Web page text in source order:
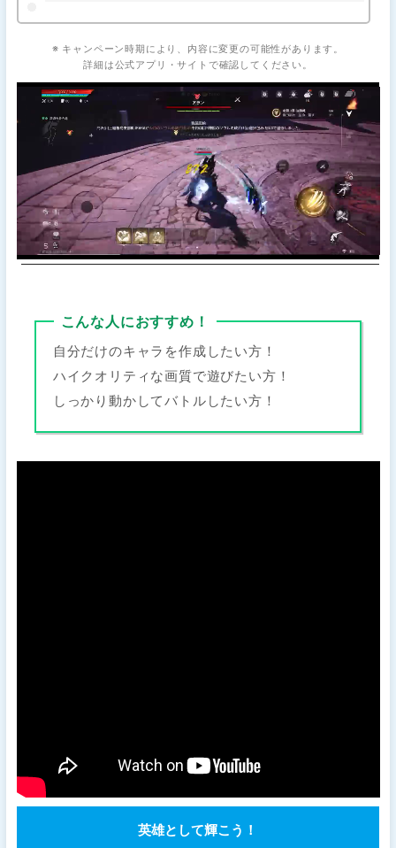
※ キャンペーン時期により、内容に変更の可能性があります。
詳細は公式アプリ・サイトで確認してください。
こんな人におすすめ！
自分だけのキャラを作成したい方！
ハイクオリティな画質で遊びたい方！
しっかり動かしてバトルしたい方！
英雄として輝こう！